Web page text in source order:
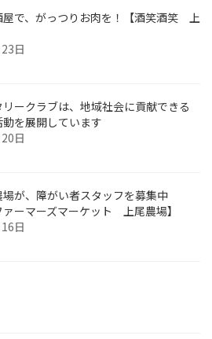
屋で、がっつりお肉を！【酒笑酒笑 上
日
リークラブは、地域社会に貢献できる
動を展開しています
日
場が、障がい者スタッフを募集中
ァーマーズマーケット 上尾農場】
日